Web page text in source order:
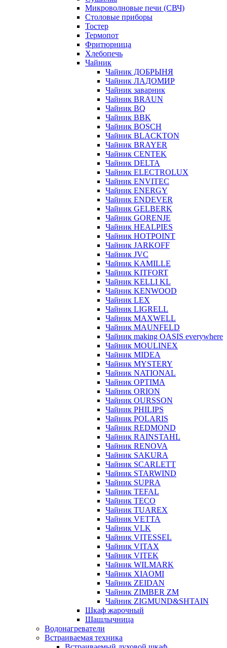
Микроволновые печи (СВЧ)
Столовые приборы
Тостер
Термопот
Фритюрница
Хлебопечь
Чайник
Чайник ДОБРЫНЯ
Чайник ЛАДОМИР
Чайник заварник
Чайник BRAUN
Чайник BQ
Чайник BBK
Чайник BOSCH
Чайник BLACKTON
Чайник BRAYER
Чайник CENTEK
Чайник DELTA
Чайник ELECTROLUX
Чайник ENVITEC
Чайник ENERGY
Чайник ENDEVER
Чайник GELBERK
Чайник GORENJE
Чайник HEALPIES
Чайник HOTPOINT
Чайник JARKOFF
Чайник JVC
Чайник KAMILLE
Чайник KITFORT
Чайник KELLI KL
Чайник KENWOOD
Чайник LEX
Чайник LIGRELL
Чайник MAXWELL
Чайник MAUNFELD
Чайник making OASIS everywhere
Чайник MOULINEX
Чайник MIDEA
Чайник MYSTERY
Чайник NATIONAL
Чайник OPTIMA
Чайник ORION
Чайник OURSSON
Чайник PHILIPS
Чайник POLARIS
Чайник REDMOND
Чайник RAINSTAHL
Чайник RENOVA
Чайник SAKURA
Чайник SCARLETT
Чайник STARWIND
Чайник SUPRA
Чайник TEFAL
Чайник TECO
Чайник TUAREX
Чайник VETTA
Чайник VLK
Чайник VITESSEL
Чайник VITAX
Чайник VITEK
Чайник WILMARK
Чайник XIAOMI
Чайник ZEIDAN
Чайник ZIMBER ZM
Чайник ZIGMUND&SHTAIN
Шкаф жарочный
Шашлычница
Водонагреватели
Встраиваемая техника